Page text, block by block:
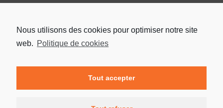
Nous utilisons des cookies pour optimiser notre site
web. Politique de cookies
Tout accepter